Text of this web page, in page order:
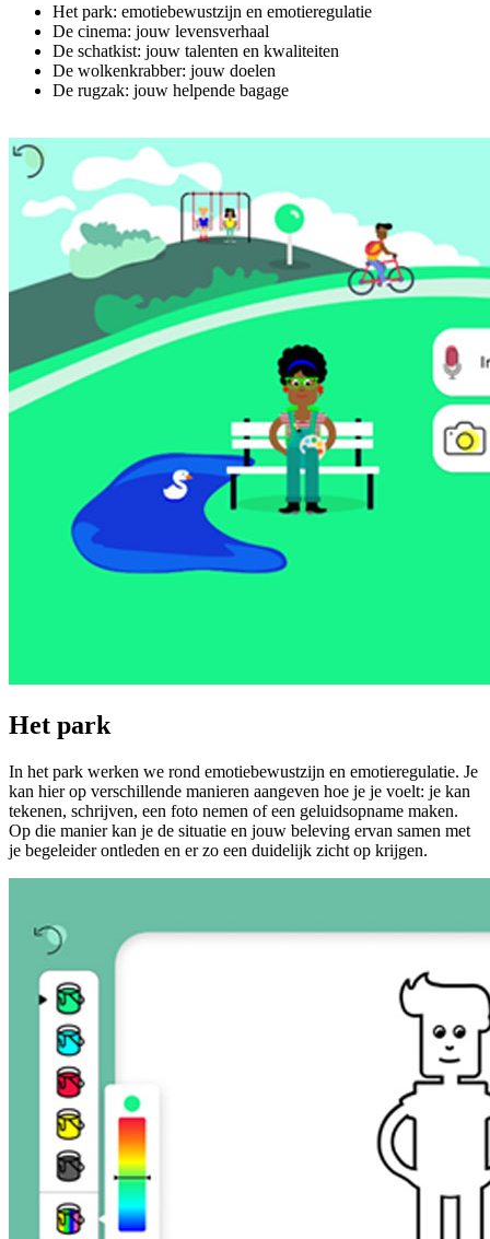
Het park: emotiebewustzijn en emotieregulatie
De cinema: jouw levensverhaal
De schatkist: jouw talenten en kwaliteiten
De wolkenkrabber: jouw doelen
De rugzak: jouw helpende bagage
Het park
In het park werken we rond emotiebewustzijn en emotieregulatie. Je
kan hier op verschillende manieren aangeven hoe je je voelt: je kan
tekenen, schrijven, een foto nemen of een geluidsopname maken.
Op die manier kan je de situatie en jouw beleving ervan samen met
je begeleider ontleden en er zo een duidelijk zicht op krijgen.